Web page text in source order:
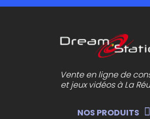
Vente en ligne de
et jeux vidéos à La
NOS PRODUITS